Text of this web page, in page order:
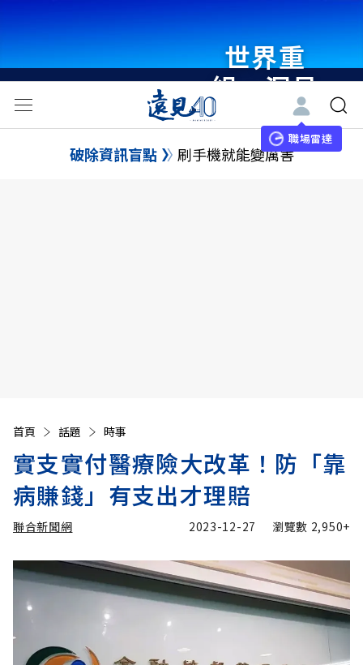
世界重
組・洞見
未來 與
世界領袖
職場雷達
破除資訊盲點 刷手機就能變厲害
首頁 話題 時事
實支實付醫療險大改革！防「靠
病賺錢」有支出才理賠
聯合新聞網 2023-12-27 瀏覽數 2,950+